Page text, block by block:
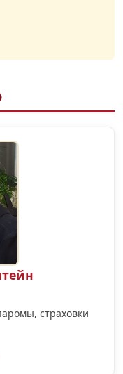
страховки